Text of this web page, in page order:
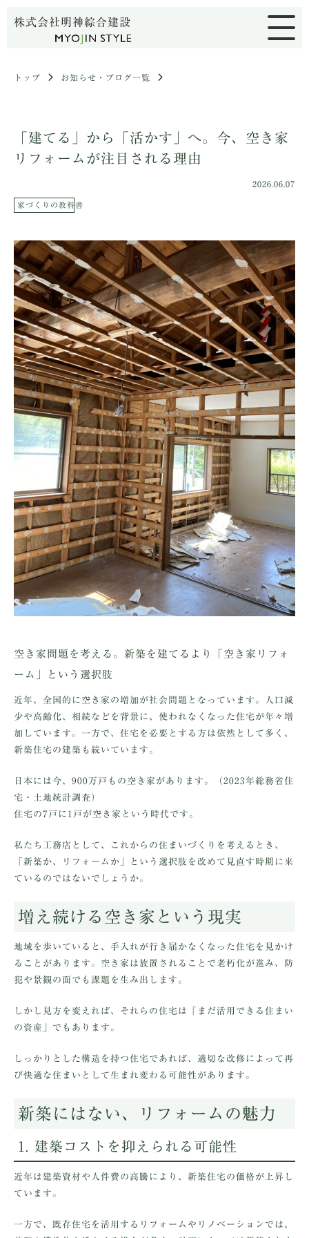
株式会社明神綜合建設
トップ お知らせ・ブログ一覧
「建てる」から「活かす」へ。今、空き家
リフォームが注目される理由
2026.06.07
家づくりの教科書
空き家問題を考える。新築を建てるより「空き家リフォ
ーム」という選択肢
近年、全国的に空き家の増加が社会問題となっています。人口減
少や高齢化、相続などを背景に、使われなくなった住宅が年々増
加しています。一方で、住宅を必要とする方は依然として多く、
新築住宅の建築も続いています。
日本には今、900万戸もの空き家があります。
（2023年総務省住
宅・土地統計調査）
住宅の7戸に1戸が空き家という時代です。
私たち工務店として、これからの住まいづくりを考えるとき、
「新築か、リフォームか」という選択肢を改めて見直す時期に来
ているのではないでしょうか。
増え続ける空き家という現実
地域を歩いていると、手入れが行き届かなくなった住宅を見かけ
ることがあります。空き家は放置されることで老朽化が進み、防
犯や景観の面でも課題を生み出します。
しかし見方を変えれば、それらの住宅は「まだ活用できる住まい
の資産」でもあります。
しっかりとした構造を持つ住宅であれば、適切な改修によって再
び快適な住まいとして生まれ変わる可能性があります。
新築にはない、リフォームの魅力
1. 建築コストを抑えられる可能性
近年は建築資材や人件費の高騰により、新築住宅の価格が上昇し
ています。
一方で、既存住宅を活用するリフォームやリノベーションでは、